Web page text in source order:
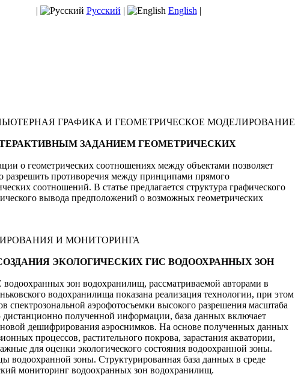
| Русский | English |
ГРАФИКА И ГЕОМЕТРИЧЕСКОЕ МОДЕЛИРОВАНИЕ
ЗАДАНИЕМ ГЕОМЕТРИЧЕСКИХ
о геометрических соотношениях между объектами позволяет
разрешить противоречия между принципами прямого
соотношений. В статье предлагается структура графического
вывода предположений о возможных геометрических
И МОНИТОРИНГА
СОЗДАНИЯ ЭКОЛОГИЧЕСКИХ ГИС ВОДООХРАННЫХ ЗОН
зон водохранилищ, рассматриваемой авторами в
водохранилища показана реализация технологии, при этом
спектрозональной аэрофотосъемки высокого разрешения масштаба
полученной информации, база данных включает
дешифрирования аэроснимков. На основе полученных данных
процессов, растительного покрова, зарастания акватории,
для оценки экологического состояния водоохранной зоны.
водоохранной зоны. Структурированная база данных в среде
мониторинг водоохранных зон водохранилищ.